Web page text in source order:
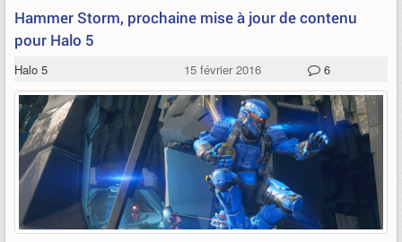
Hammer Storm, prochaine mise à jour de contenu
pour Halo 5
Halo 5 15 février 2016 6